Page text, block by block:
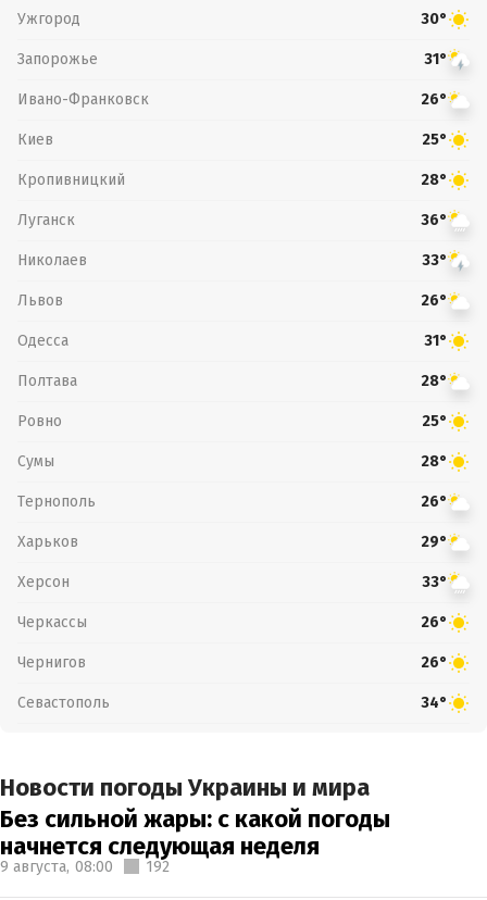
Ужгород 30°
Запорожье 31°
Ивано-Франковск 26°
Киев 25°
Кропивницкий 28°
Луганск 36°
Николаев 33°
Львов 26°
Одесса 31°
Полтава 28°
Ровно 25°
Сумы 28°
Тернополь 26°
Харьков 29°
Херсон 33°
Черкассы 26°
Чернигов 26°
Севастополь 34°
Новости погоды Украины и мира
Без сильной жары: с какой погоды
начнется следующая неделя
9 августа, 08:00 192